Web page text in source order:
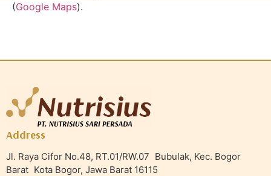
(Google Maps).
Address
Jl. Raya Cifor No.48, RT.01/RW.07 Bubulak, Kec. Bogor
Barat Kota Bogor, Jawa Barat 16115